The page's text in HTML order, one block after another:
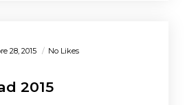
28, 2015
No Likes
2015